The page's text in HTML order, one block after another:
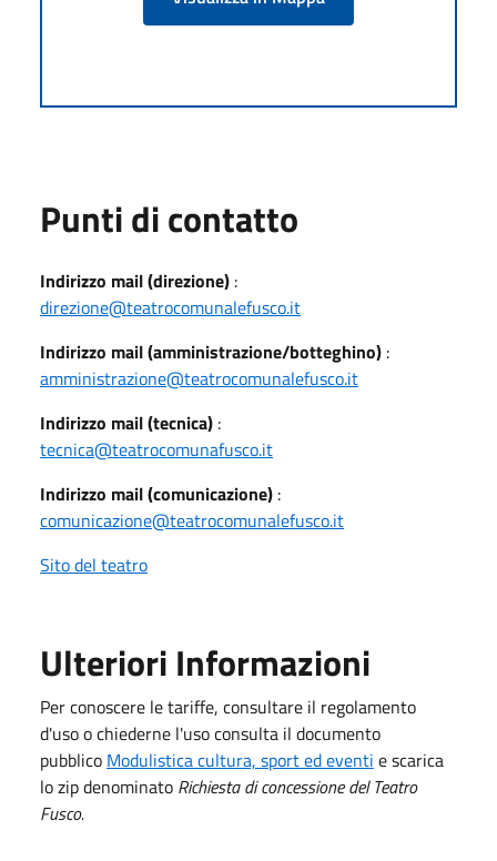
Punti di contatto
Indirizzo mail (direzione) :
direzione@teatrocomunalefusco.it
Indirizzo mail (amministrazione/botteghino) :
amministrazione@teatrocomunalefusco.it
Indirizzo mail (tecnica) :
tecnica@teatrocomunafusco.it
Indirizzo mail (comunicazione) :
comunicazione@teatrocomunalefusco.it
Sito del teatro
Ulteriori Informazioni
Per conoscere le tariffe, consultare il regolamento
d'uso o chiederne l'uso consulta il documento
pubblico Modulistica cultura, sport ed eventi e scarica
lo zip denominato Richiesta di concessione del Teatro
Fusco.